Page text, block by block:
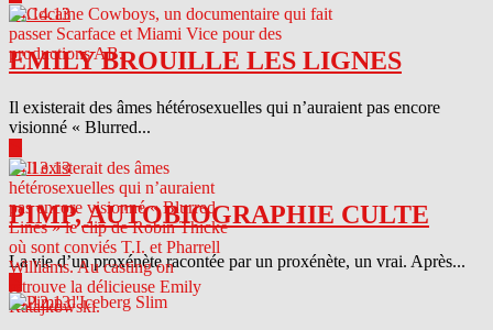
04.14.13
EMILY BROUILLE LES LIGNES
Il existerait des âmes hétérosexuelles qui n’auraient pas encore
visionné « Blurred...
04.13.13
PIMP, AUTOBIOGRAPHIE CULTE
La vie d’un proxénète racontée par un proxénète, un vrai. Après...
04.12.13